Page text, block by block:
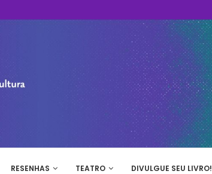
RESENHAS TEATRO DIVULGUE SEU LIVRO!